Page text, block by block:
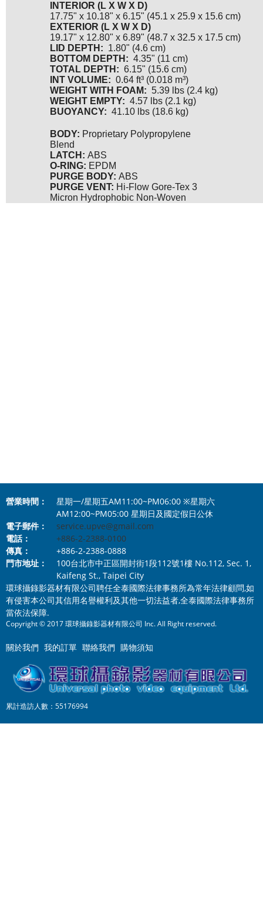
INTERIOR (L X W X D)
17.75" x 10.18" x 6.15" (45.1 x 25.9 x 15.6 cm)
EXTERIOR (L X W X D)
19.17" x 12.80" x 6.89" (48.7 x 32.5 x 17.5 cm)
LID DEPTH: 1.80" (4.6 cm)
BOTTOM DEPTH: 4.35" (11 cm)
TOTAL DEPTH: 6.15" (15.6 cm)
INT VOLUME: 0.64 ft³ (0.018 m³)
WEIGHT WITH FOAM: 5.39 lbs (2.4 kg)
WEIGHT EMPTY: 4.57 lbs (2.1 kg)
BUOYANCY: 41.10 lbs (18.6 kg)
BODY: Proprietary Polypropylene
Blend
LATCH: ABS
O-RING: EPDM
PURGE BODY: ABS
PURGE VENT: Hi-Flow Gore-Tex 3
Micron Hydrophobic Non-Woven
營業時間：
星期一/星期五AM11:00~PM06:00 ※星期六
AM12:00~PM05:00 星期日及國定假日公休
電子郵件：
service.upve@gmail.com
電話：
+886-2-2388-0100
傳真：
+886-2-2388-0888
門市地址：
100台北市中正區開封街1段112號1樓 No.112, Sec. 1,
Kaifeng St., Taipei City
環球攝錄影器材有限公司聘任全泰國際法律事務所為常年法律顧問,如
有侵害本公司其信用名譽權利及其他一切法益者,全泰國際法律事務所
當依法保障.
Copyright © 2017 環球攝錄影器材有限公司 Inc. All Right reserved.
關於我們 我的訂單 聯絡我們 購物須知
累計造訪人數：55176994